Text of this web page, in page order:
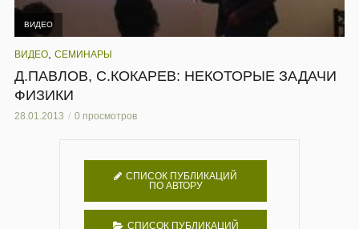
ВИДЕО
ВИДЕО СЕМИНАРЫ
Д.ПАВЛОВ, С.КОКАРЕВ: НЕКОТОРЫЕ ЗАДАЧИ
ФИЗИКИ
28.01.2013 0 просмотров
СПИСОК ПУБЛИКАЦИЙ
ПО АВТОРУ
СПИСОК ПУБЛИКАЦИЙ